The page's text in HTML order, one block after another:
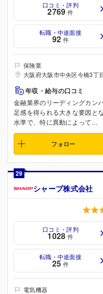
口コミ・評判
2769 件
転職・中途面接
92 件
保険業
大阪府大阪市中央区今橋3丁
年収・給与の口コミ
金融業界のリーディングカン
足感を得られる大きな要因と
水準で、特に異動によって...
フォロー
29
シャープ株式会社
口コミ・評判
1028 件
転職・中途面接
25 件
電気機器